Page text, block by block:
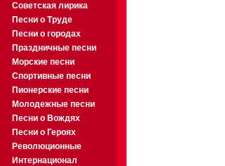
Советская лирика
Песни о Труде
Песни о городах
Праздничные песни
Морские песни
Спортивные песни
Пионерские песни
Молодежные песни
Песни о Вождях
Песни о Героях
Революционные
Интернационал